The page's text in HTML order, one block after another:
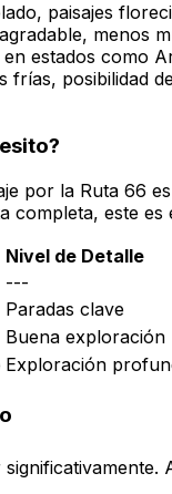
paisajes
menos
estados como
frías, posibilidad
por la Ruta 66
completa, este es
Nivel de Detalle
---
Paradas clave
Buena exploración
Exploración